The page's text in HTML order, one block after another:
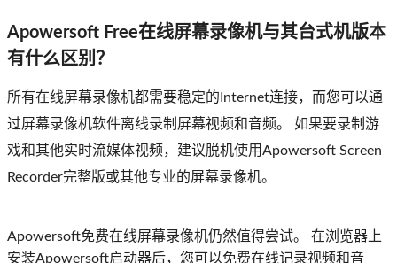
Apowersoft Free在线屏幕录像机与其台式机版本
有什么区别？
所有在线屏幕录像机都需要稳定的Internet连接，而您可以通
过屏幕录像机软件离线录制屏幕视频和音频。 如果要录制游
戏和其他实时流媒体视频，建议脱机使用Apowersoft Screen
Recorder完整版或其他专业的屏幕录像机。
Apowersoft免费在线屏幕录像机仍然值得尝试。 在浏览器上
安装Apowersoft启动器后，您可以免费在线记录视频和音